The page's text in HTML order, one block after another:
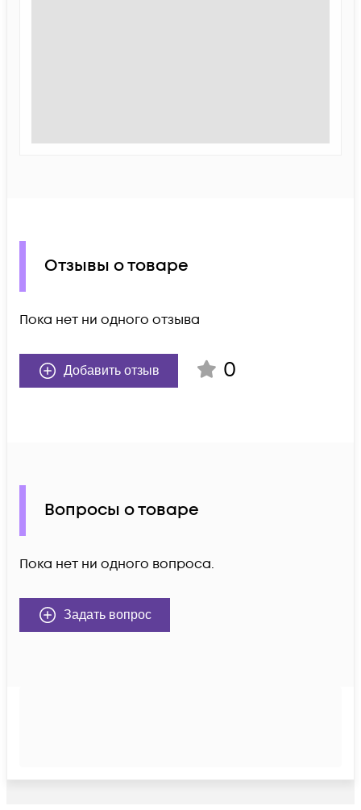
Отзывы о товаре
Пока нет ни одного отзыва
Добавить отзыв 0
Вопросы о товаре
Пока нет ни одного вопроса.
Задать вопрос